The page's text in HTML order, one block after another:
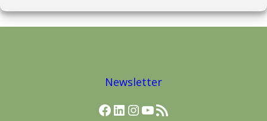
Newsletter
Facebook
LinkedIn
Instagram
YouTube
Flux RSS